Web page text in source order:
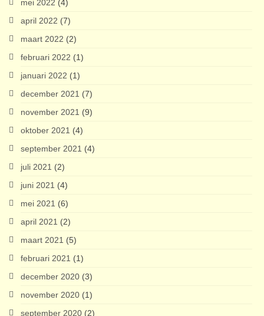
mei 2022 (4)
april 2022 (7)
maart 2022 (2)
februari 2022 (1)
januari 2022 (1)
december 2021 (7)
november 2021 (9)
oktober 2021 (4)
september 2021 (4)
juli 2021 (2)
juni 2021 (4)
mei 2021 (6)
april 2021 (2)
maart 2021 (5)
februari 2021 (1)
december 2020 (3)
november 2020 (1)
september 2020 (2)